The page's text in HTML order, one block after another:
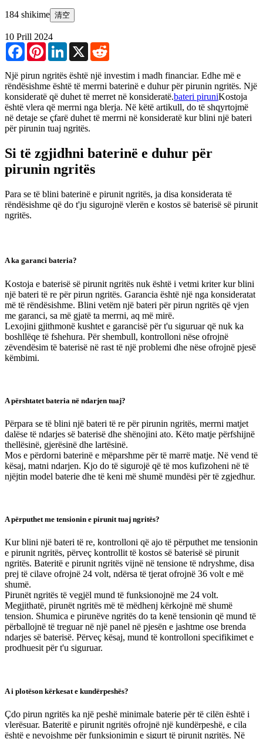
184 shikime 清空
10 Prill 2024
FacebookPinterestLinkedIn
X
Një pirun ngritës është një investim i madh financiar. Edhe më e
rëndësishme është të merrni baterinë e duhur për pirunin ngritës. Një
konsideratë që duhet të merret në konsideratë.bateri piruniKostoja
është vlera që merrni nga blerja. Në këtë artikull, do të shqyrtojmë
në detaje se çfarë duhet të merrni në konsideratë kur blini një bateri
për pirunin tuaj ngritës.
Si të zgjidhni baterinë e duhur për
pirunin ngritës
Para se të blini baterinë e pirunit ngritës, ja disa konsiderata të
rëndësishme që do t'ju sigurojnë vlerën e kostos së baterisë së pirunit
ngritës.
A ka garanci bateria?
Kostoja e baterisë së pirunit ngritës nuk është i vetmi kriter kur blini
një bateri të re për pirun ngritës. Garancia është një nga konsideratat
më të rëndësishme. Blini vetëm një bateri për pirun ngritës që vjen
me garanci, sa më gjatë ta merrni, aq më mirë.
Lexojini gjithmonë kushtet e garancisë për t'u siguruar që nuk ka
boshllëqe të fshehura. Për shembull, kontrolloni nëse ofrojnë
zëvendësim të baterisë në rast të një problemi dhe nëse ofrojnë pjesë
këmbimi.
A përshtatet bateria në ndarjen tuaj?
Përpara se të blini një bateri të re për pirunin ngritës, merrni matjet
dalëse të ndarjes së baterisë dhe shënojini ato. Këto matje përfshijnë
thellësinë, gjerësinë dhe lartësinë.
Mos e përdorni baterinë e mëparshme për të marrë matje. Në vend të
kësaj, matni ndarjen. Kjo do të sigurojë që të mos kufizoheni në të
njëjtin model baterie dhe të keni më shumë mundësi për të zgjedhur.
A përputhet me tensionin e pirunit tuaj ngritës?
Kur blini një bateri të re, kontrolloni që ajo të përputhet me tensionin
e pirunit ngritës, përveç kontrollit të kostos së baterisë së pirunit
ngritës. Bateritë e pirunit ngritës vijnë në tensione të ndryshme, disa
prej të cilave ofrojnë 24 volt, ndërsa të tjerat ofrojnë 36 volt e më
shumë.
Pirunët ngritës të vegjël mund të funksionojnë me 24 volt.
Megjithatë, pirunët ngritës më të mëdhenj kërkojnë më shumë
tension. Shumica e pirunëve ngritës do ta kenë tensionin që mund të
përballojnë të treguar në një panel në pjesën e jashtme ose brenda
ndarjes së baterisë. Përveç kësaj, mund të kontrolloni specifikimet e
prodhuesit për t'u siguruar.
A i plotëson kërkesat e kundërpeshës?
Çdo pirun ngritës ka një peshë minimale baterie për të cilën është i
vlerësuar. Bateritë e pirunit ngritës ofrojnë një kundërpeshë, e cila
është e nevojshme për funksionimin e sigurt të pirunit ngritës. Në